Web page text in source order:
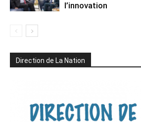
l’innovation
Direction de La Nation